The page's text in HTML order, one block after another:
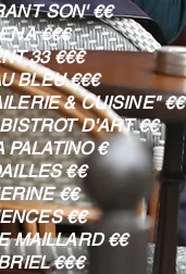
SON' €€
€€€
33 €€€
BLEU €€€
& CUISINE" €€
D'ART €€
PALATINO €
€€
€€
€€
MAILLARD €€
€€€